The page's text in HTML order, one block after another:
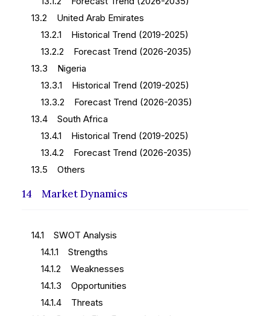
13.2 United Arab Emirates
13.2.1 Historical Trend (2019-2025)
13.2.2 Forecast Trend (2026-2035)
13.3 Nigeria
13.3.1 Historical Trend (2019-2025)
13.3.2 Forecast Trend (2026-2035)
13.4 South Africa
13.4.1 Historical Trend (2019-2025)
13.4.2 Forecast Trend (2026-2035)
13.5 Others
14 Market Dynamics
14.1 SWOT Analysis
14.1.1 Strengths
14.1.2 Weaknesses
14.1.3 Opportunities
14.1.4 Threats